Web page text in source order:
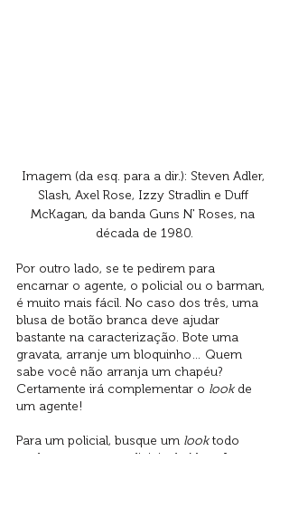
Imagem (da esq. para a dir.): Steven Adler,
Slash, Axel Rose, Izzy Stradlin e Duff
McKagan, da banda Guns N' Roses, na
década de 1980.
Por outro lado, se te pedirem para
encarnar o agente, o policial ou o barman,
é muito mais fácil. No caso dos três, uma
blusa de botão branca deve ajudar
bastante na caracterização. Bote uma
gravata, arranje um bloquinho… Quem
sabe você não arranja um chapéu?
Certamente irá complementar o look de
um agente!
Para um policial, busque um look todo
azul, que nem os policiais de Nova Iorque.